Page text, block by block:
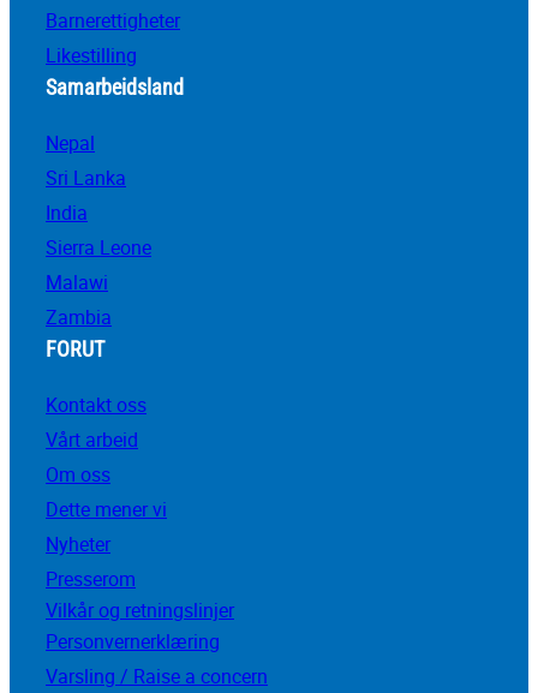
Barnerettigheter
Likestilling
Samarbeidsland
Nepal
Sri Lanka
India
Sierra Leone
Malawi
Zambia
FORUT
Kontakt oss
Vårt arbeid
Om oss
Dette mener vi
Nyheter
Presserom
Vilkår og retningslinjer
Personvernerklæring
Varsling / Raise a concern